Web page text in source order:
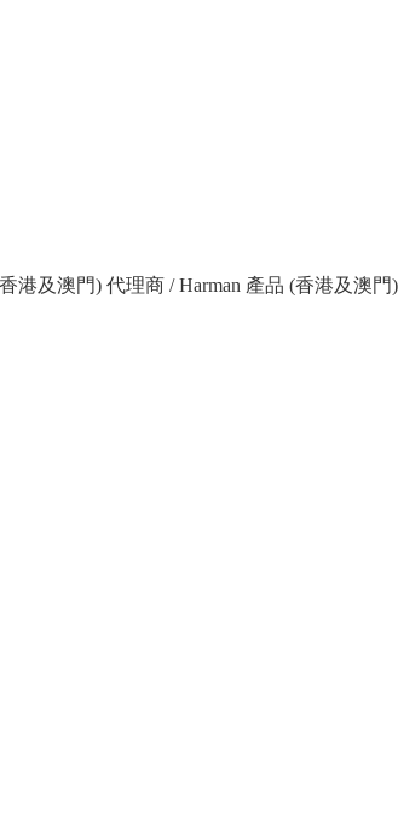
港及澳門) 代理商 / Harman 產品 (香港及澳